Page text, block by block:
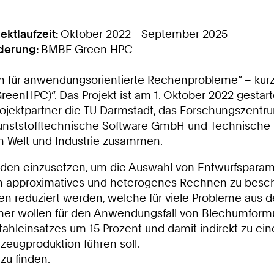
Oktober 2022 - September 2025
BMBF Green HPC
anwendungsorientierte Rechenprobleme“ –
Das Projekt ist am 1. Oktober 2022
die TU Darmstadt, das
Software GmbH und
Welt und Industrie zusammen.
einzusetzen, um die Auswahl von
und heterogenes Rechnen zu
reduziert werden, welche für viele Probleme aus
wollen für den Anwendungsfall von
um 15 Prozent und damit indirekt zu
führen soll.
finden.